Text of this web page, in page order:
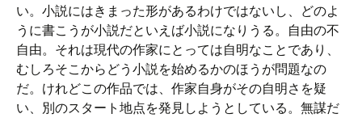
い。小説にはきまった形があるわけではないし、どのよ
うに書こうが小説だといえば小説になりうる。自由の不
自由。それは現代の作家にとっては自明なことであり、
むしろそこからどう小説を始めるかのほうが問題なの
だ。けれどこの作品では、作家自身がその自明さを疑
い、別のスタート地点を発見しようとしている。無謀だ